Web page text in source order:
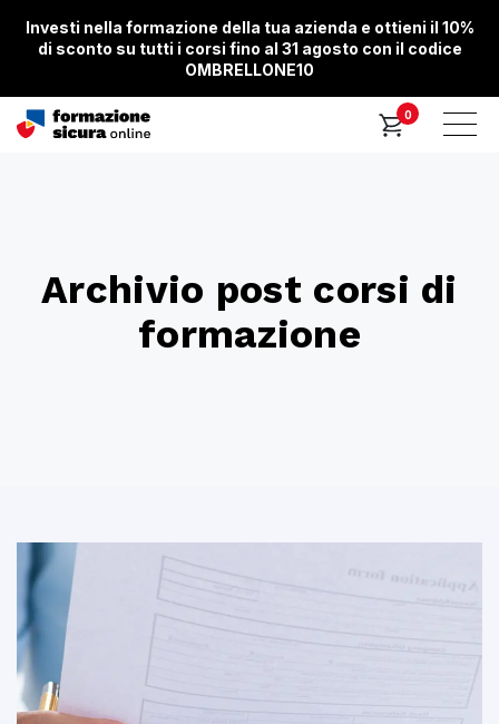
Investi nella formazione della tua azienda e ottieni il 10%
di sconto su tutti i corsi fino al 31 agosto con il codice
OMBRELLONE10
0
Archivio post corsi di
formazione